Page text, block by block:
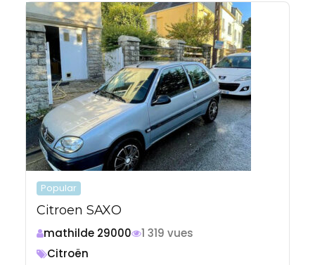
Popular
Citroen SAXO
mathilde 29000
1 319 vues
Citroën